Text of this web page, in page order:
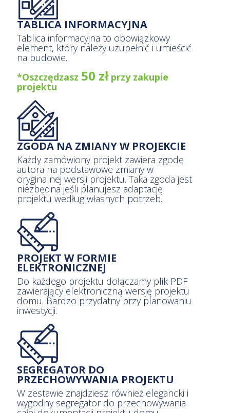
TABLICA INFORMACYJNA
Tablica informacyjna to obowiązkowy
element, który należy uzupełnić i umieścić
na budowie.
*Oszczędzasz 50 złprzy zakupie
projektu
ZGODA NA ZMIANY W PROJEKCIE
Każdy zamówiony projekt zawiera zgodę
autora na podstawowe zmiany w
oryginalnej wersji projektu. Taka zgoda jest
niezbędna jeśli planujesz adaptację
projektu według własnych potrzeb.
PROJEKT W FORMIE
ELEKTRONICZNEJ
Do każdego projektu dołączamy plik PDF
zawierający elektroniczną wersję projektu
domu. Bardzo przydatny przy planowaniu
inwestycji.
SEGREGATOR DO
PRZECHOWYWANIA PROJEKTU
W zestawie znajdziesz również elegancki i
wygodny segregator do przechowywania